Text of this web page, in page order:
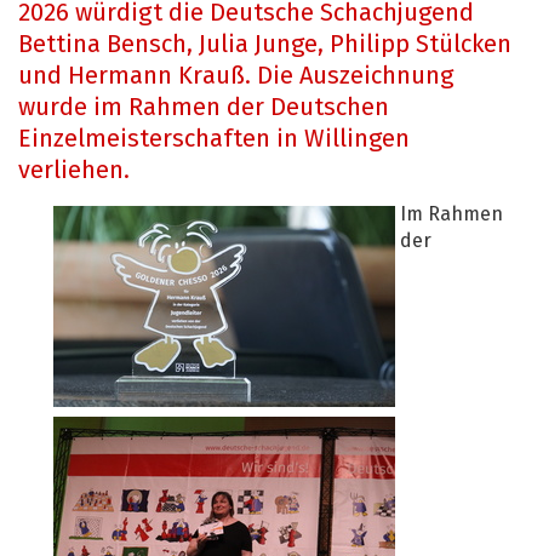
2026 würdigt die Deutsche Schachjugend
Bettina Bensch, Julia Junge, Philipp Stülcken
und Hermann Krauß. Die Auszeichnung
wurde im Rahmen der Deutschen
Einzelmeisterschaften in Willingen
verliehen.
Im Rahmen
der